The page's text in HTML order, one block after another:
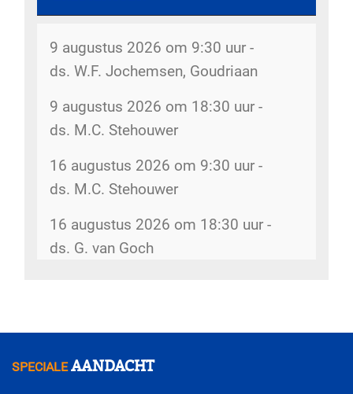
Dorpsstraat 207
De kerk is open - 8 augustus 2026
kerk
Rommelmarkt - 12 augustus 2026
Dorpsstraat 207
Rommelmarkt - 14 augustus 2026
Dorpsstraat 207
Kopij kerkbode - 14 augustus 2026
5gemeenten@hervormdscherpenzeel.nl
2026
Inventarisatie bijbelkringen - 29 juli
2026
Omzien naar elkaar - 17 juli 2026
Veranderingen kerkenraad - 3 juli
9 augustus 2026 om 9:30 uur -
ds. W.F. Jochemsen, Goudriaan
9 augustus 2026 om 18:30 uur -
ds. M.C. Stehouwer
16 augustus 2026 om 9:30 uur -
ds. M.C. Stehouwer
16 augustus 2026 om 18:30 uur -
ds. G. van Goch
SPECIALEAANDACHT